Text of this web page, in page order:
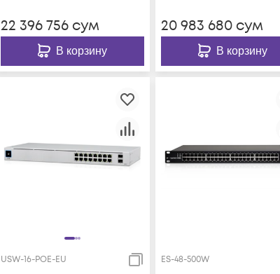
22 396 756сум
В корзину
20 983 680сум
В корзину
USW-16-POE-EU ES-48-500W